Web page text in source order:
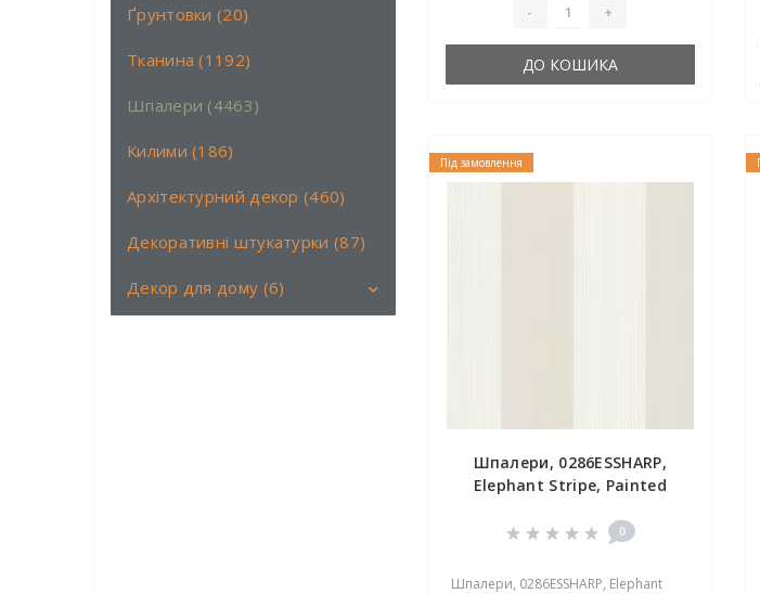
Ґрунтовки (20)
Тканина (1192)
Шпалери (4463)
Килими (186)
Архітектурний декор (460)
Декоративні штукатурки (87)
Декор для дому (6)
- +
ДО КОШИКА
Під замовлення
Шпалери, 0286ESSHARP,
Elephant Stripe, Painted
0
Шпалери, 0286ESSHARP, Elephant